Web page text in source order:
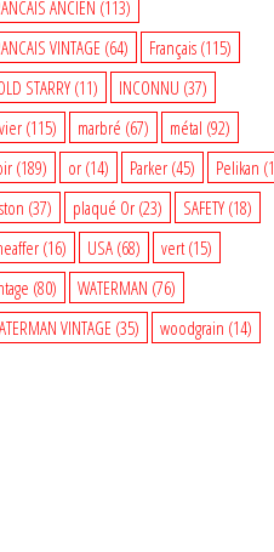
ANCIEN (113)
VINTAGE (64) Français(115)
STARRY(11) INCONNU (37)
(115) marbré (67) métal (92)
(189) or(14) Parker(45) Pelikan
(37) plaqué Or(23) SAFETY(18)
(16) USA(68) vert(15)
(80) WATERMAN (76)
VINTAGE (35) woodgrain (14)